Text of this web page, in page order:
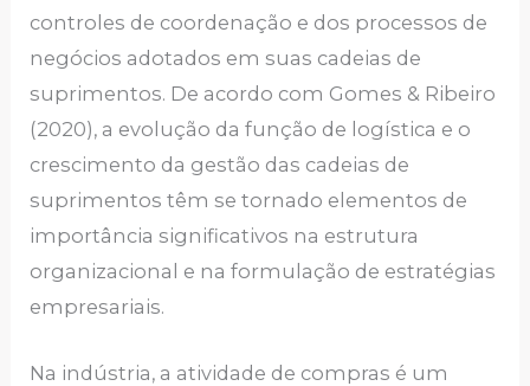
controles de coordenação e dos processos de
negócios adotados em suas cadeias de
suprimentos. De acordo com Gomes & Ribeiro
(2020), a evolução da função de logística e o
crescimento da gestão das cadeias de
suprimentos têm se tornado elementos de
importância significativos na estrutura
organizacional e na formulação de estratégias
empresariais.
Na indústria, a atividade de compras é um